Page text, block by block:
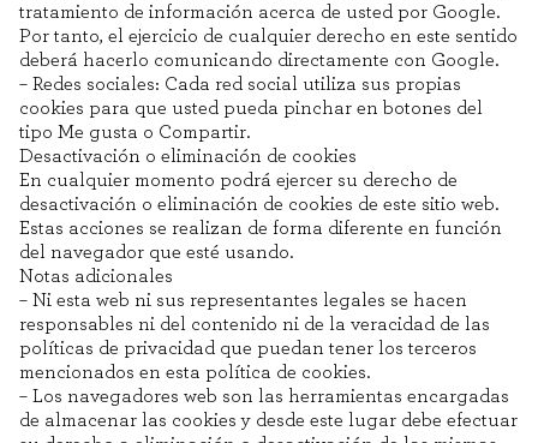
tratamiento de información acerca de usted por Google.
Por tanto, el ejercicio de cualquier derecho en este sentido
deberá hacerlo comunicando directamente con Google.
– Redes sociales: Cada red social utiliza sus propias
cookies para que usted pueda pinchar en botones del
tipo Me gusta o Compartir.
Desactivación o eliminación de cookies
En cualquier momento podrá ejercer su derecho de
desactivación o eliminación de cookies de este sitio web.
Estas acciones se realizan de forma diferente en función
del navegador que esté usando.
Notas adicionales
– Ni esta web ni sus representantes legales se hacen
responsables ni del contenido ni de la veracidad de las
políticas de privacidad que puedan tener los terceros
mencionados en esta política de cookies.
– Los navegadores web son las herramientas encargadas
de almacenar las cookies y desde este lugar debe efectuar
CONFIGURACIÓN DE COOKIES
RECHAZAR TODO